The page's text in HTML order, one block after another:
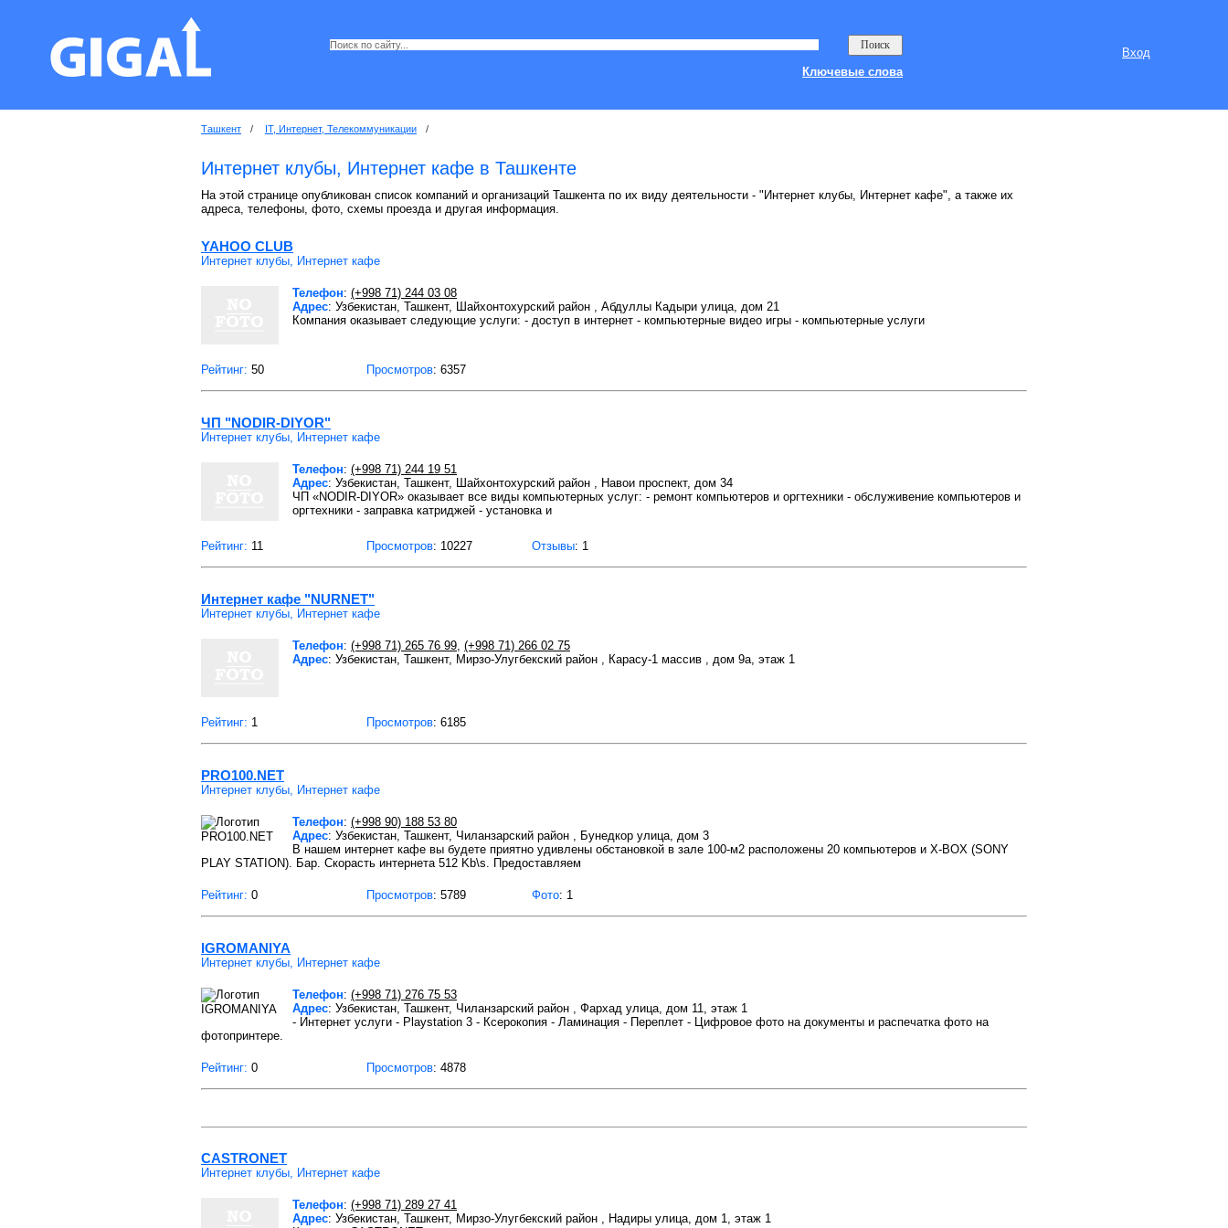
Вход
Ключевые слова
Ташкент / IT, Интернет, Телекоммуникации /
Интернет клубы, Интернет кафе в Ташкенте
На этой странице опубликован список компаний и организаций Ташкента по их виду деятельности - "Интернет клубы, Интернет кафе", а также их
адреса, телефоны, фото, схемы проезда и другая информация.
YAHOO CLUB
Интернет клубы, Интернет кафе
Телефон: (+998 71) 244 03 08
Адрес: Узбекистан, Ташкент, Шайхонтохурский район , Абдуллы Кадыри улица, дом 21
Компания оказывает следующие услуги: - доступ в интернет - компьютерные видео игры - компьютерные услуги
Рейтинг: 50 Просмотров: 6357
ЧП "NODIR-DIYOR"
Интернет клубы, Интернет кафе
Телефон: (+998 71) 244 19 51
Адрес: Узбекистан, Ташкент, Шайхонтохурский район , Навои проспект, дом 34
ЧП «NODIR-DIYOR» оказывает все виды компьютерных услуг: - ремонт компьютеров и оргтехники - обслуживение компьютеров и
оргтехники - заправка катриджей - установка и
Рейтинг: 11 Просмотров: 10227 Отзывы: 1
Интернет кафе "NURNET"
Интернет клубы, Интернет кафе
Телефон: (+998 71) 265 76 99, (+998 71) 266 02 75
Адрес: Узбекистан, Ташкент, Мирзо-Улугбекский район , Карасу-1 массив , дом 9а, этаж 1
Рейтинг: 1 Просмотров: 6185
PRO100.NET
Интернет клубы, Интернет кафе
Телефон: (+998 90) 188 53 80
Адрес: Узбекистан, Ташкент, Чиланзарский район , Бунедкор улица, дом 3
В нашем интернет кафе вы будете приятно удивлены обстановкой в зале 100-м2 расположены 20 компьютеров и X-BOX (SONY
PLAY STATION). Бар. Скорасть интернета 512 Kb\s. Предоставляем
Рейтинг: 0 Просмотров: 5789 Фото: 1
IGROMANIYA
Интернет клубы, Интернет кафе
Телефон: (+998 71) 276 75 53
Адрес: Узбекистан, Ташкент, Чиланзарский район , Фархад улица, дом 11, этаж 1
- Интернет услуги - Playstation 3 - Ксерокопия - Ламинация - Переплет - Цифровое фото на документы и распечатка фото на
фотопринтере.
Рейтинг: 0 Просмотров: 4878
CASTRONET
Интернет клубы, Интернет кафе
Телефон: (+998 71) 289 27 41
Адрес: Узбекистан, Ташкент, Мирзо-Улугбекский район , Надиры улица, дом 1, этаж 1